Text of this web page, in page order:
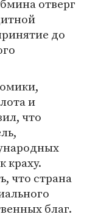
отверг
до
и
что
краху.
что страна
благ.